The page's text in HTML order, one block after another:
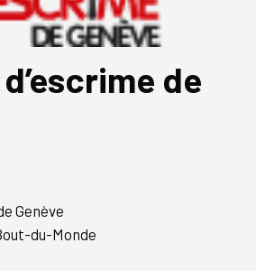
de
Genève
du-Monde